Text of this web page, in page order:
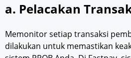
a. Pelacakan
Memonitor setiap transaksi
dilakukan untuk memastikan